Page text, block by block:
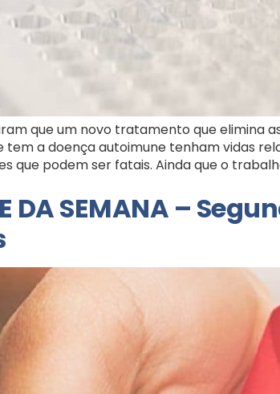
que um novo tratamento que elimina
tem a doença autoimune tenham vidas
que podem ser fatais. Ainda que o
DA SEMANA –